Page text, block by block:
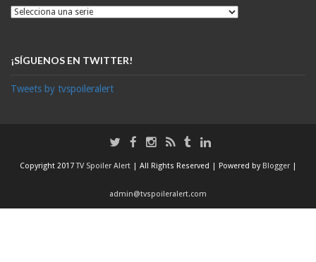
¡SÍGUENOS EN TWITTER!
Tweets by tvspoileralert
Copyright 2017TV Spoiler Alert | All Rights Reserved | Powered by Blogger
admin@tvspoileralert.com